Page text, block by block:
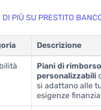
DI PIÙ SU PRESTITO
Descrizione
Piani di rimborso
personalizzabili
si adattano alle
esigenze